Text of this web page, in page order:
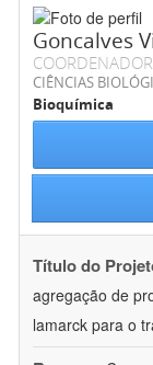
Goncalves
CIÊNCIAS
Bioquímica
Título do
agregação de
lamarck para o